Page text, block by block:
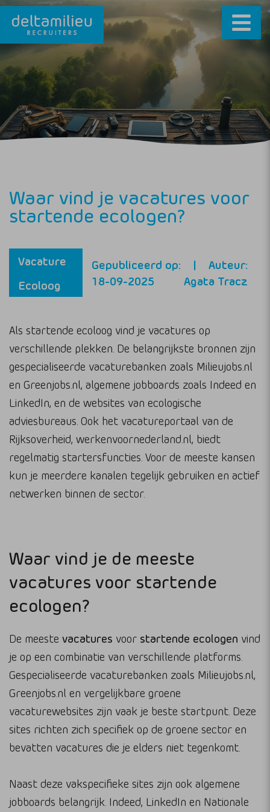
Waar vind je vacatures voor
startende ecologen?
Vacature
Ecoloog
Gepubliceerd op:
18-09-2025
Auteur:
Agata Tracz
Als startende ecoloog vind je vacatures op
verschillende plekken. De belangrijkste bronnen zijn
gespecialiseerde vacaturebanken zoals Milieujobs.nl
en Greenjobs.nl, algemene jobboards zoals Indeed en
LinkedIn, en de websites van ecologische
adviesbureaus. Ook het vacatureportaal van de
Rijksoverheid, werkenvoornederland.nl, biedt
regelmatig startersfuncties. Voor de meeste kansen
kun je meerdere kanalen tegelijk gebruiken en actief
netwerken binnen de sector.
Waar vind je de meeste
vacatures voor startende
ecologen?
De meeste vacatures voor startende ecologen vind
je op een combinatie van verschillende platforms.
Gespecialiseerde vacaturebanken zoals Milieujobs.nl,
Greenjobs.nl en vergelijkbare groene
vacaturewebsites zijn vaak je beste startpunt. Deze
sites richten zich specifiek op de groene sector en
bevatten vacatures die je elders niet tegenkomt.
Naast deze vakspecifieke sites zijn ook algemene
jobboards belangrijk. Indeed, LinkedIn en Nationale